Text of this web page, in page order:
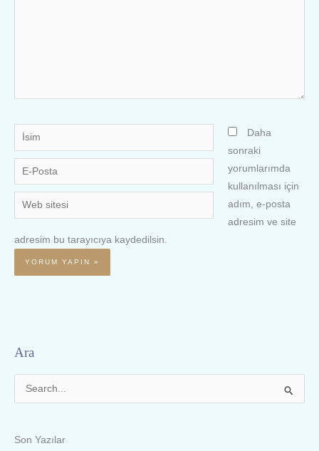
İsim
E-
Posta
Web
sitesi
Daha
sonraki
yorumlarımda
kullanılması için
adım, e-posta
adresim ve site
adresim bu tarayıcıya kaydedilsin.
Ara
Son Yazılar